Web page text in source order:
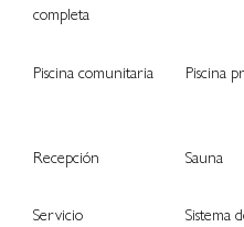
completa
Piscina comunitaria Piscina
Recepción Sauna
Servicio
Sistema